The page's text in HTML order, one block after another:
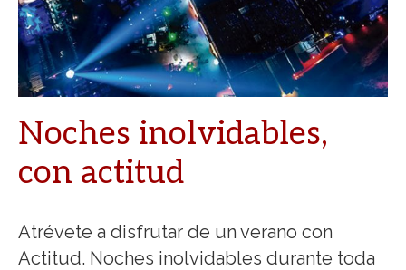
Noches inolvidables,
con actitud
Atrévete a disfrutar de un verano con
Actitud. Noches inolvidables durante toda